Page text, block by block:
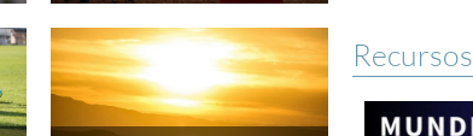
Recursos